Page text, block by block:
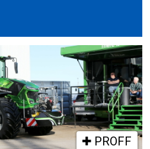
PROFF